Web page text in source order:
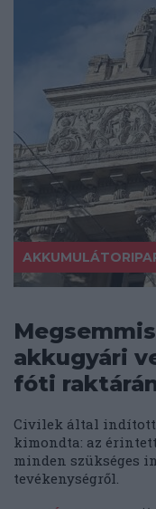
akkugyári
fóti
Civilek által indított
kimondta: az
minden szükséges
tevékenységről.